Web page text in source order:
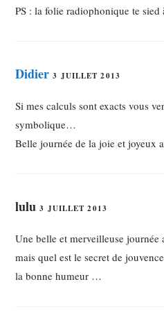
PS : la folie radiophonique te
Didier 3 JUILLET 2013
Si mes calculs sont exacts vous
symbolique…
Belle journée de la joie et joyeux
lulu3 JUILLET 2013
Une belle et merveilleuse journée
mais quel est le secret de
la bonne humeur …